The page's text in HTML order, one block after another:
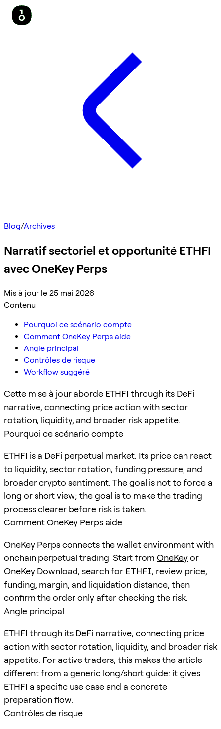
Blog/Archives
Narratif sectoriel et opportunité ETHFI
avec OneKey Perps
Mis à jour le 25 mai 2026
Contenu
Pourquoi ce scénario compte
Comment OneKey Perps aide
Angle principal
Contrôles de risque
Workflow suggéré
Cette mise à jour aborde ETHFI through its DeFi
narrative, connecting price action with sector
rotation, liquidity, and broader risk appetite.
Pourquoi ce scénario compte
ETHFI is a DeFi perpetual market. Its price can react
to liquidity, sector rotation, funding pressure, and
broader crypto sentiment. The goal is not to force a
long or short view; the goal is to make the trading
process clearer before risk is taken.
Comment OneKey Perps aide
OneKey Perps connects the wallet environment with
onchain perpetual trading. Start from OneKeyor
OneKey Download, search for ETHFI, review price,
funding, margin, and liquidation distance, then
confirm the order only after checking the risk.
Angle principal
ETHFI through its DeFi narrative, connecting price
action with sector rotation, liquidity, and broader risk
appetite. For active traders, this makes the article
different from a generic long/short guide: it gives
ETHFI a specific use case and a concrete
preparation flow.
Contrôles de risque